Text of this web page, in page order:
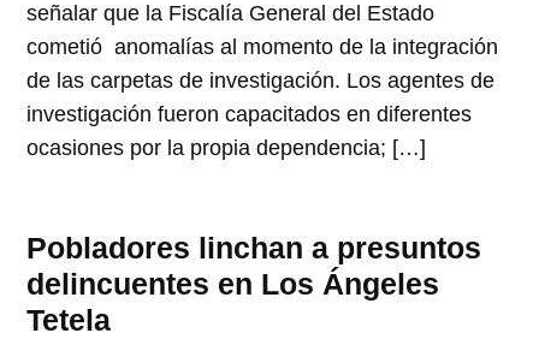
señalar que la Fiscalía General del Estado
cometió anomalías al momento de la integración
de las carpetas de investigación. Los agentes de
investigación fueron capacitados en diferentes
ocasiones por la propia dependencia; […]
Pobladores linchan a presuntos
delincuentes en Los Ángeles
Tetela